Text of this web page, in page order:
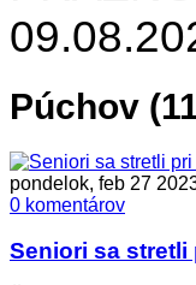
Púchov
pondelok, feb 27
0 komentárov
Seniori sa stretli